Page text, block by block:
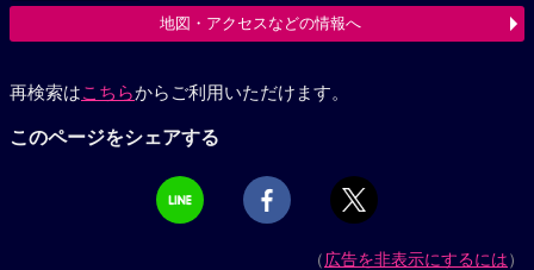
地図・アクセスなどの情報へ
再検索はこちらからご利用いただけます。
このページをシェアする
（広告を非表示にするには）